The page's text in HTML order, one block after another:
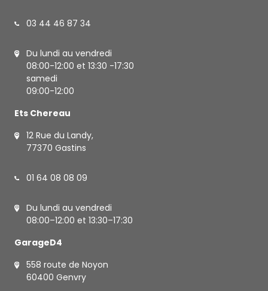
03 44 46 87 34
Du lundi au vendredi
08:00-12:00 et 13:30 -17:30
samedi
09:00-12:00
Ets Chereau
12 Rue du Landy,
77370 Gastins
01 64 08 08 09
Du lundi au vendredi
08:00–12:00 et 13:30–17:30
GarageD4
558 route de Noyon
60400 Genvry